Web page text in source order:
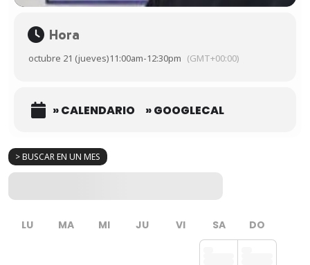
> BUSCAR EN UN MES
LU MA MI JU VI SA DO
Hora
octubre 21 (jueves)11:00am-12:30pm (GMT+00:00)
» CALENDARIO » GOOGLECAL